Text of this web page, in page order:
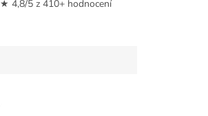
★ 4,8/5 z 410+ hodnocení